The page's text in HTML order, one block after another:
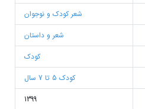
شعر کودک و نوجوان
شعر و داستان
کودک
کودک 5 تا 7 سال
1399